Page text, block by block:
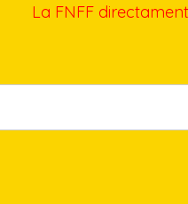
La FNFF